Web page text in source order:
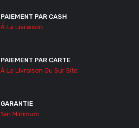
PAIEMENT PAR CASH
À La Livraison
PAIEMENT PAR CARTE
À La Livraison Ou Sur Site
GARANTIE
1an Minimum